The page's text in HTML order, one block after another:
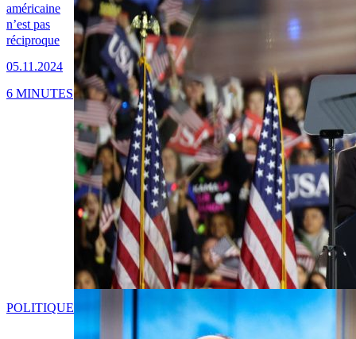
américaine
n’est pas
réciproque
05.11.2024
6 MINUTES
POLITIQUE